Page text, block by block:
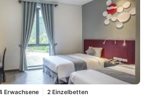
Erwachsene 2 Einzelbetten